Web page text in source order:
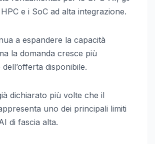
e i SoC ad alta integrazione.
a espandere la capacità
la domanda cresce più
disponibile.
dichiarato più volte che il
uno dei principali limiti
di fascia alta.